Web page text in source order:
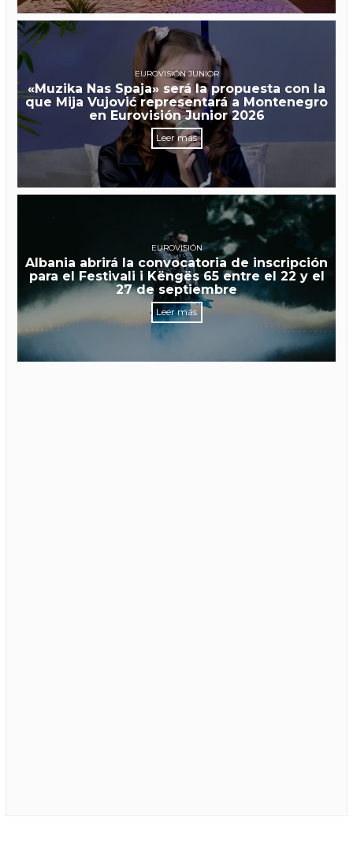
EUROVISIÓN JUNIOR
«Muzika Nas Spaja» será la propuesta con la
que Mija Vujović representará a Montenegro
en Eurovisión Junior 2026
Leer más
EUROVISIÓN
Albania abrirá la convocatoria de inscripción
para el Festivali i Këngës 65 entre el 22 y el
27 de septiembre
Leer más